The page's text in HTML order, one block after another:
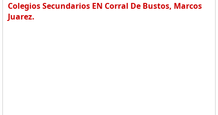
Colegios Secundarios EN Corral De Bustos, Marcos
Juarez.